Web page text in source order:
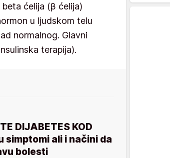
ćelija (β ćelija)
u ljudskom telu
normalnog. Glavni
terapija).
DIJABETES KOD
simptomi ali i načini da
bolesti